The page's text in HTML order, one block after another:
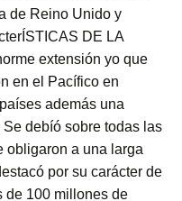
de Reino Unido y
DE LA
extensión yo que
en el Pacífico en
además una
debíó sobre todas las
obligaron a una larga
por su carácter de
de 100 millones de